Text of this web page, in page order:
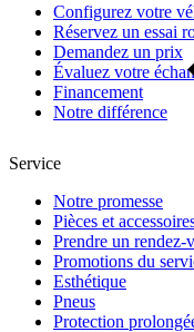
Configurez votre
Réservez un essai
Demandez un prix
Évaluez votre
Financement
Notre différence
Service
Notre promesse
Pièces et
Prendre un rendez-
Promotions du
Esthétique
Pneus
Protection